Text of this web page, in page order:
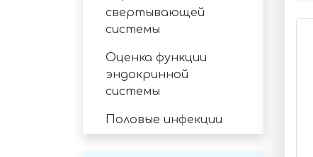
свертывающей
системы
Оценка функции
эндокринной
системы
Половые инфекции